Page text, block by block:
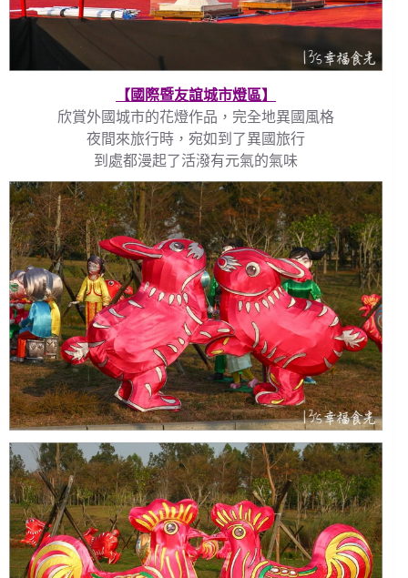
【國際暨友誼城市燈區】
欣賞外國城市的花燈作品，完全地異國風格
夜間來旅行時，宛如到了異國旅行
到處都漫起了活潑有元氣的氣味